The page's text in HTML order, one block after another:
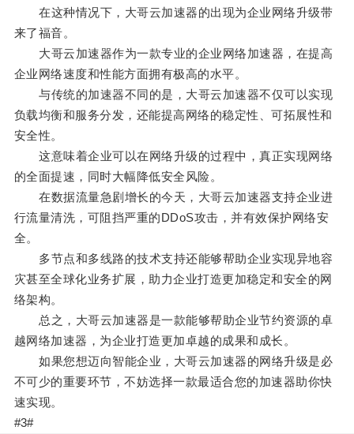
在这种情况下，大哥云加速器的出现为企业网络升级带
来了福音。
大哥云加速器作为一款专业的企业网络加速器，在提高
企业网络速度和性能方面拥有极高的水平。
与传统的加速器不同的是，大哥云加速器不仅可以实现
负载均衡和服务分发，还能提高网络的稳定性、可拓展性和
安全性。
这意味着企业可以在网络升级的过程中，真正实现网络
的全面提速，同时大幅降低安全风险。
在数据流量急剧增长的今天，大哥云加速器支持企业进
行流量清洗，可阻挡严重的DDoS攻击，并有效保护网络安
全。
多节点和多线路的技术支持还能够帮助企业实现异地容
灾甚至全球化业务扩展，助力企业打造更加稳定和安全的网
络架构。
总之，大哥云加速器是一款能够帮助企业节约资源的卓
越网络加速器，为企业打造更加卓越的成果和成长。
如果您想迈向智能企业，大哥云加速器的网络升级是必
不可少的重要环节，不妨选择一款最适合您的加速器助你快
速实现。
#3#